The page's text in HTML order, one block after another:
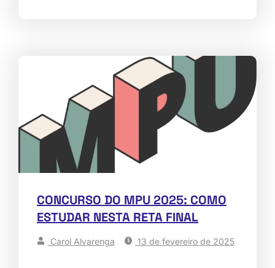
CONCURSO DO MPU 2025: COMO
ESTUDAR NESTA RETA FINAL
Carol Alvarenga 13 de fevereiro de 2025